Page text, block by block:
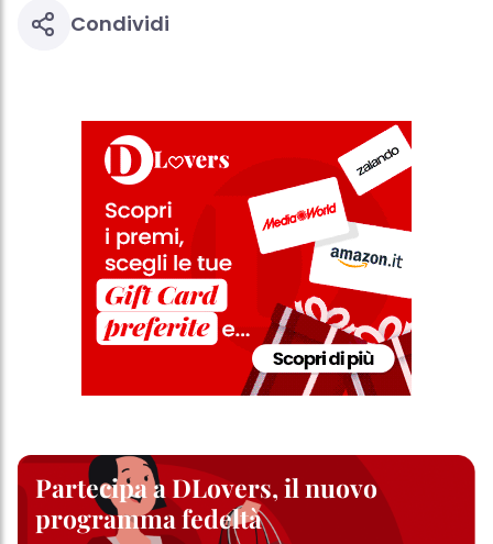
Condividi
Partecipa a DLovers, il nuovo
programma fedeltà